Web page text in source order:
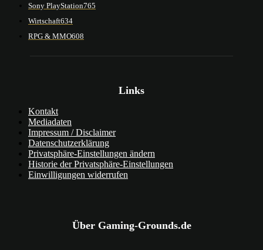
Sony PlayStation765
Wirtschaft634
RPG & MMO608
Links
Kontakt
Mediadaten
Impressum / Disclaimer
Datenschutzerklärung
Privatsphäre-Einstellungen ändern
Historie der Privatsphäre-Einstellungen
Einwilligungen widerrufen
Über Gaming-Grounds.de